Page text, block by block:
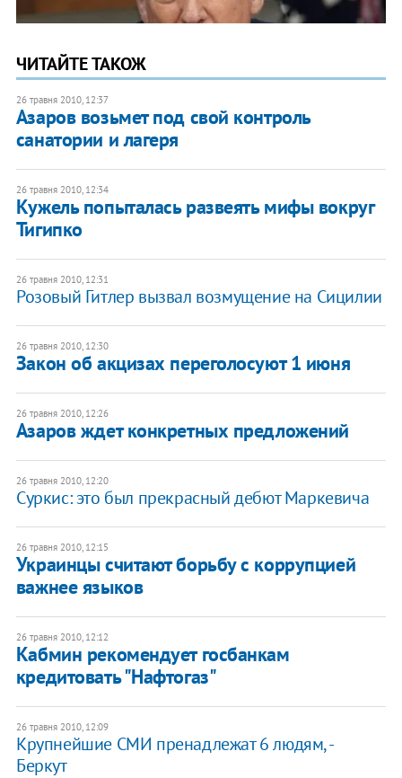
ЧИТАЙТЕ ТАКОЖ
26 травня 2010, 12:37
Азаров возьмет под свой контроль
санатории и лагеря
26 травня 2010, 12:34
Кужель попыталась развеять мифы вокруг
Тигипко
26 травня 2010, 12:31
Розовый Гитлер вызвал возмущение на Сицилии
26 травня 2010, 12:30
Закон об акцизах переголосуют 1 июня
26 травня 2010, 12:26
Азаров ждет конкретных предложений
26 травня 2010, 12:20
Суркис: это был прекрасный дебют Маркевича
26 травня 2010, 12:15
Украинцы считают борьбу с коррупцией
важнее языков
26 травня 2010, 12:12
Кабмин рекомендует госбанкам
кредитовать "Нафтогаз"
26 травня 2010, 12:09
Крупнейшие СМИ пренадлежат 6 людям, -
Беркут